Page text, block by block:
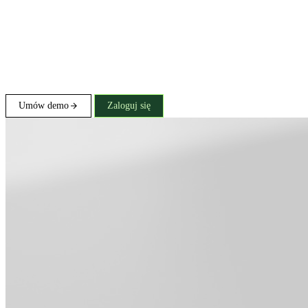
Umów demo Zaloguj się